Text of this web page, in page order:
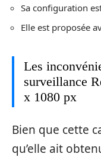
Sa configuration
Elle est proposée
Les
surveillance
x 1080 px
Bien que cette
qu’elle ait